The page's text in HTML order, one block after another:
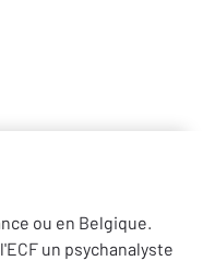
ou en Belgique.
un psychanalyste